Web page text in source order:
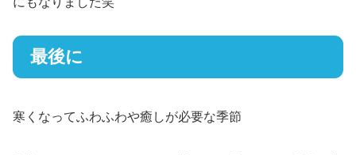
最後に
寒くなってふわふわや癒しが必要な季節